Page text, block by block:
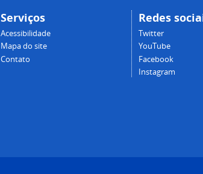
Serviços
Acessibilidade
Mapa do site
Contato
Redes
Twitter
YouTube
Facebook
Instagram